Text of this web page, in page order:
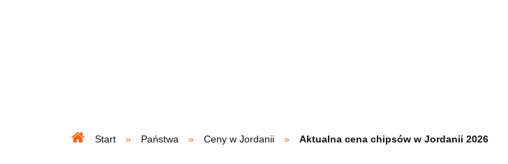
Start Państwa Ceny w Jordanii Aktualna cena chipsów w Jordanii 2026